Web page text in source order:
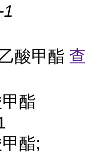
酸甲酯 查
酯
酯;